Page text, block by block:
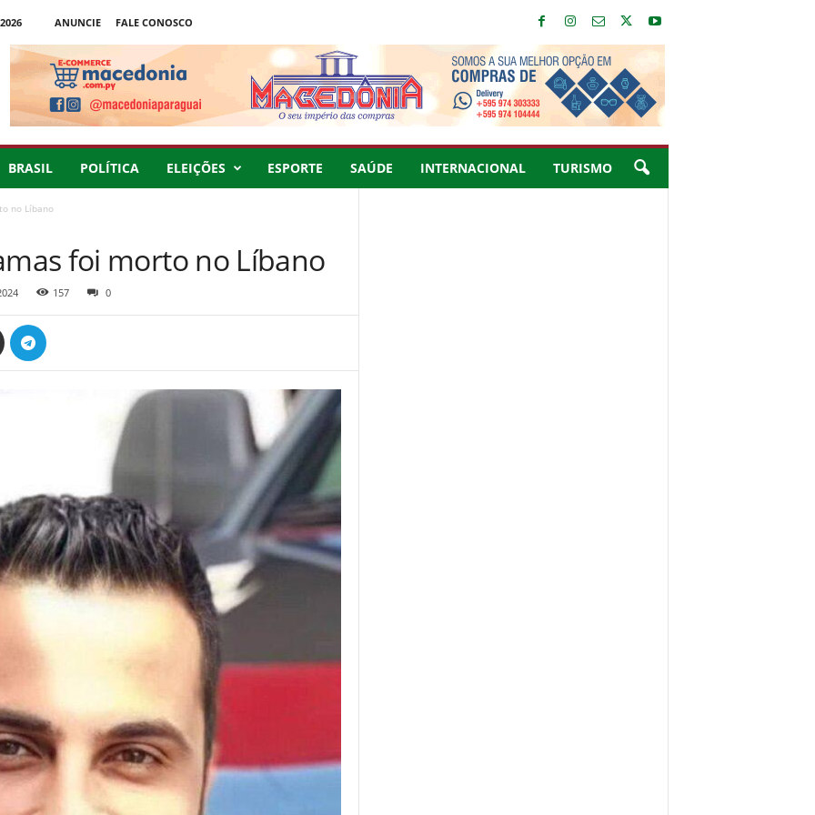
ANUNCIE
FALE CONOSCO
BRASIL POLÍTICA ELEIÇÕES ESPORTE SAÚDE INTERNACIONAL TURISMO
no Líbano
foi morto no Líbano
157 0